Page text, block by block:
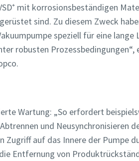
mit korrosionsbeständigen
sind. Zu diesem Zweck
speziell für eine lange
robusten Prozessbedingungen“,
Wartung: „So erfordert
und Neusynchronisieren
Zugriff auf das Innere der Pumpe
Entfernung von